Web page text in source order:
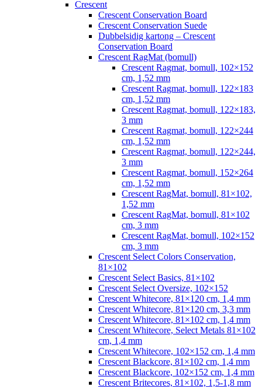
Crescent
Crescent Conservation Board
Crescent Conservation Suede
Dubbelsidig kartong – Crescent
Conservation Board
Crescent RagMat (bomull)
Crescent Ragmat, bomull, 102×152
cm, 1,52 mm
Crescent Ragmat, bomull, 122×183
cm, 1,52 mm
Crescent Ragmat, bomull, 122×183,
3 mm
Crescent Ragmat, bomull, 122×244
cm, 1,52 mm
Crescent Ragmat, bomull, 122×244,
3 mm
Crescent Ragmat, bomull, 152×264
cm, 1,52 mm
Crescent RagMat, bomull, 81×102,
1,52 mm
Crescent RagMat, bomull, 81×102
cm, 3 mm
Crescent RagMat, bomull, 102×152
cm, 3 mm
Crescent Select Colors Conservation,
81×102
Crescent Select Basics, 81×102
Crescent Select Oversize, 102×152
Crescent Whitecore, 81×120 cm, 1,4 mm
Crescent Whitecore, 81×120 cm, 3,3 mm
Crescent Whitecore, 81×102 cm, 1,4 mm
Crescent Whitecore, Select Metals 81×102
cm, 1,4 mm
Crescent Whitecore, 102×152 cm, 1,4 mm
Crescent Blackcore, 81×102 cm, 1,4 mm
Crescent Blackcore, 102×152 cm, 1,4 mm
Crescent Britecores, 81×102, 1,5-1,8 mm